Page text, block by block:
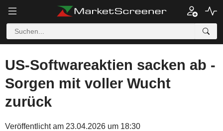
US-Softwareaktien sacken ab -
Sorgen mit voller Wucht
zurück
Veröffentlicht am 23.04.2026 um 18:30